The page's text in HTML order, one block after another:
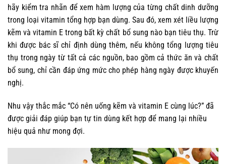
hãy kiểm tra nhãn để xem hàm lượng của từng chất dinh dưỡng
trong loại vitamin tổng hợp bạn dùng. Sau đó, xem xét liều lượng
kẽm và vitamin E trong bất kỳ chất bổ sung nào bạn tiêu thụ. Trừ
khi được bác sĩ chỉ định dùng thêm, nếu không tổng lượng tiêu
thụ trong ngày từ tất cả các nguồn, bao gồm cả thức ăn và chất
bổ sung, chỉ cần đáp ứng mức cho phép hàng ngày được khuyến
nghị.
Nhu vậy thắc mắc “Có nên uống kẽm và vitamin E cùng lúc?” đã
được giải đáp giúp bạn tự tin dùng kết hợp để mang lại nhiều
hiệu quả như mong đợi.